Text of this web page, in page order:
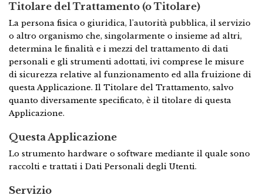
Titolare del Trattamento (o Titolare)
La persona fisica o giuridica, l'autorità pubblica, il servizio
o altro organismo che, singolarmente o insieme ad altri,
determina le finalità e i mezzi del trattamento di dati
personali e gli strumenti adottati, ivi comprese le misure
di sicurezza relative al funzionamento ed alla fruizione di
questa Applicazione. Il Titolare del Trattamento, salvo
quanto diversamente specificato, è il titolare di questa
Applicazione.
Questa Applicazione
Lo strumento hardware o software mediante il quale sono
raccolti e trattati i Dati Personali degli Utenti.
Servizio